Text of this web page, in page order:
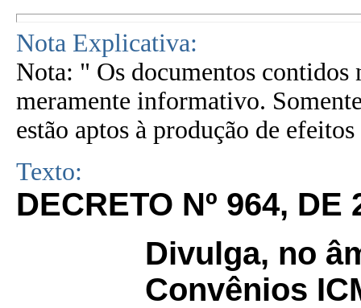
Nota Explicativa:
Nota: " Os documentos contidos
meramente informativo.
estão aptos à produção de
Texto:
DECRETO Nº 964,
Divulga, no
Convênios